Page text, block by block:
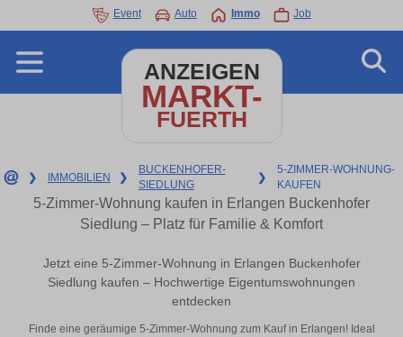
Event Auto Immo Job
ANZEIGEN
MARKT-
FUERTH
❯ IMMOBILIEN ❯
BUCKENHOFER-
SIEDLUNG
❯
5-ZIMMER-WOHNUNG-
KAUFEN
5-Zimmer-Wohnung kaufen in Erlangen Buckenhofer
Siedlung – Platz für Familie & Komfort
Jetzt eine 5-Zimmer-Wohnung in Erlangen Buckenhofer
Siedlung kaufen – Hochwertige Eigentumswohnungen
entdecken
Finde eine geräumige 5-Zimmer-Wohnung zum Kauf in Erlangen! Ideal